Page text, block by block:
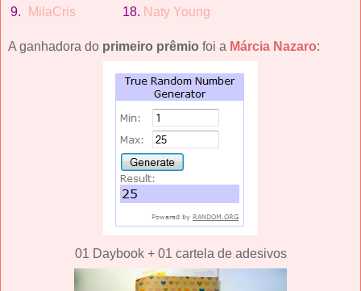
9.
MilaCris 18. Naty Young
A ganhadora do primeiro prêmio foi a Márcia Nazaro:
01 Daybook + 01 cartela de adesivos